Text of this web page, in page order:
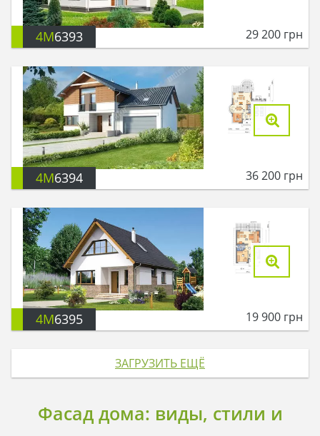
4M6393 29 200 грн
4M6394 36 200 грн
4M6395 19 900 грн
ЗАГРУЗИТЬ ЕЩЁ
Фасад дома: виды, стили и